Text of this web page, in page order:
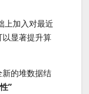
上加入对最近
显著提升算
的堆数据结
”